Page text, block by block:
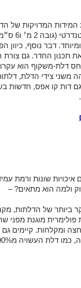
המדויקות של
דבר נוסף, כיוון
תכנון החדר. גם
דלת-משקוף הוא
משני צידי הדלת,
דות קו אפס, חדשות
שונות ורמת
ולמה הוא מתאים? –
ביותר של הדלתות,
מוגנת מפני
ומקלחות. קיימים
מ100% פוליאוריטן.